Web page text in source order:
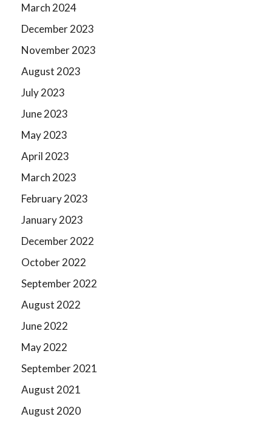
March 2024
December 2023
November 2023
August 2023
July 2023
June 2023
May 2023
April 2023
March 2023
February 2023
January 2023
December 2022
October 2022
September 2022
August 2022
June 2022
May 2022
September 2021
August 2021
August 2020